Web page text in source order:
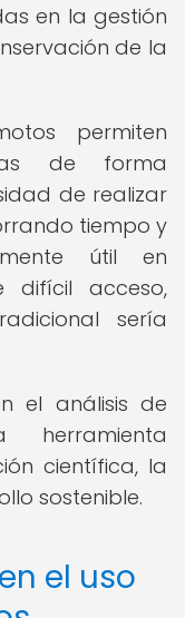
en la gestión
de la
permiten
de forma
de realizar
tiempo y
útil en
difícil acceso,
sería
el análisis de
herramienta
científica, la
sostenible.
el uso